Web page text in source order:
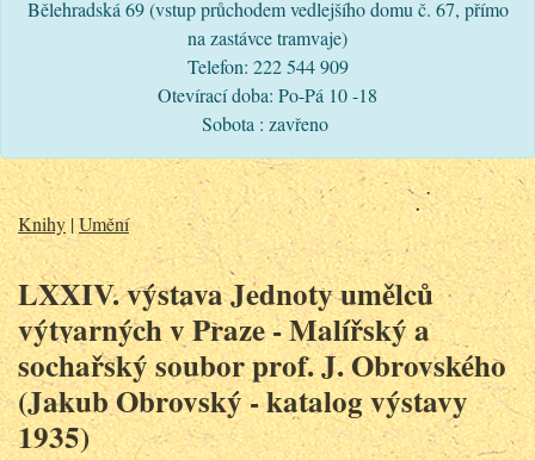
Bělehradská 69 (vstup průchodem vedlejšího domu č. 67, přímo
na zastávce tramvaje)
Telefon: 222 544 909
Otevírací doba: Po-Pá 10 -18
Sobota : zavřeno
Knihy|Umění
LXXIV. výstava Jednoty umělců
výtvarných v Praze - Malířský a
sochařský soubor prof. J. Obrovského
(Jakub Obrovský - katalog výstavy
1935)